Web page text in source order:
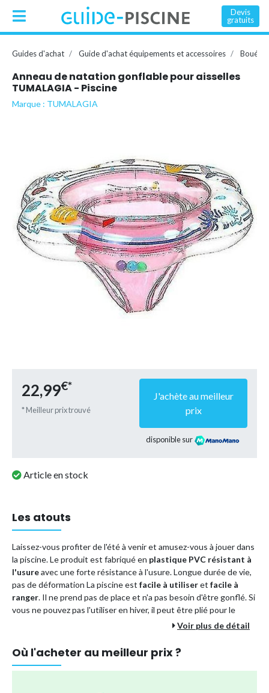
Devis
gratuits
Guides d'achat Guide d'achat équipements et accessoires Bouée,
Anneau de natation gonflable pour aisselles
TUMALAGIA - Piscine
Marque : TUMALAGIA
22,99€*
* Meilleur prix trouvé
J'achète au meilleur
prix
disponible sur
Article en stock
Les atouts
Laissez-vous profiter de l'été à venir et amusez-vous à jouer dans
la piscine. Le produit est fabriqué en plastique PVC résistant à
l'usureavec une forte résistance à l'usure. Longue durée de vie,
pas de déformation La piscine est facile à utiliseret facile à
ranger. Il ne prend pas de place et n'a pas besoin d'être gonflé. Si
vous ne pouvez pas l'utiliser en hiver, il peut être plié pour le
Marque
TUMALAGIA
Type de produit
Bouée, brassière
Voir plus de détail
Où l'acheter au meilleur prix ?